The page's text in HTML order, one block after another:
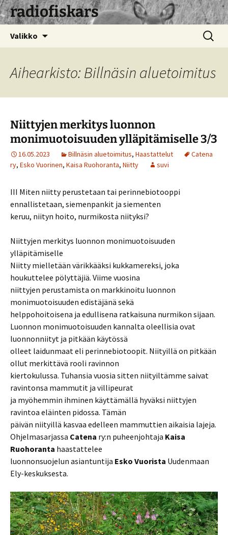
radiofiskars
Valikko Haku:
Aihearkisto: Billnäsin aluetoimitus
Niittyjen merkitys luonnon
monimuotoisuuden ylläpitämiselle 3/3
16.05.2023 Billnäsin aluetoimitus, Haastattelut
Catena
ry, Esko Vuorinen, Kaisa Ruohoranta, Niitty suvi
III Miten niitty perustetaan tai perinnebiotooppi
ennallistetaan, siemenpankit ja siementen
keruu, niityn hoito, nurmikosta niityksi?
Niittyjen merkitys luonnon monimuotoisuuden
ylläpitämiselle
Niitty mielletään värikkääksi kukkamereksi, joka
houkuttelee pölyttäjiä. Viime vuosina
niittyjen perustamista on markkinoitu luonnon
monimuotoisuuden edistäjänä sekä
helppohoitoisena ja edullisena ratkaisuna nurmikon sijaan.
Luonnon monimuotoisuuden kannalta oleellisia ovat
luonnonniityt ja pitkään käytössä
olleet laidunmaat eli perinnebiotoopit. Niityillä on pitkään
ollut merkittävä rooli ravinnon
kiertokulussa. Tuhansia vuosia sitten niityiltämme saivat
ravintonsa mammutit ja villipeurat
ja myöhemmin ihminen käyttämällä hyväksi niittyjen
ravintoa eläinten pidossa. Tämän
päivän niityillä kasvaa edelleen mammuttien aikaisia lajeja.
Ohjelmasarjassa Catena ry:n puheenjohtaja Kaisa
Ruohoranta haastattelee
luonnonsuojelun asiantuntija Esko Vuorista Uudenmaan
Ely-keskuksesta.